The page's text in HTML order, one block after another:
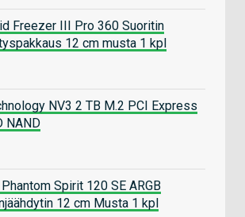
Freezer III Pro 360 Suoritin
12 cm musta 1 kpl
NV3 2 TB M.2 PCI Express
NAND
Spirit 120 SE ARGB
12 cm Musta 1 kpl